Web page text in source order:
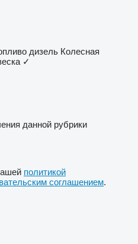
дизель Колесная
✓
данной рубрики
политикой
соглашением.